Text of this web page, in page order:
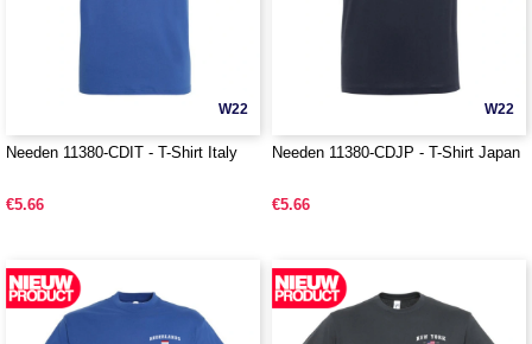
W22
Needen 11380-CDIT - T-Shirt Italy
€5.66
W22
Needen 11380-CDJP - T-Shirt Japan
€5.66